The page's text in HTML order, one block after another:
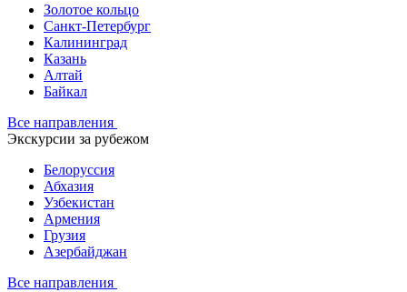
Золотое кольцо
Санкт-Петербург
Калининград
Казань
Алтай
Байкал
Все направления
Экскурсии за рубежом
Белоруссия
Абхазия
Узбекистан
Армения
Грузия
Азербайджан
Все направления